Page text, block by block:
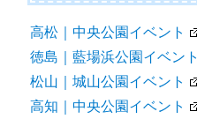
高松｜中央公園イベント
徳島｜藍場浜公園イベント
松山｜城山公園イベント
高知｜中央公園イベント